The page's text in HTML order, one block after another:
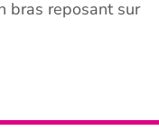
bras reposant sur